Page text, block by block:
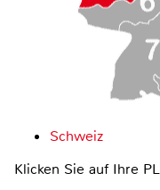
Schweiz
Klicken Sie auf Ihre